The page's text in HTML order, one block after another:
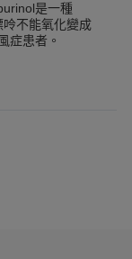
是一種
不能氧化變成
症患者。